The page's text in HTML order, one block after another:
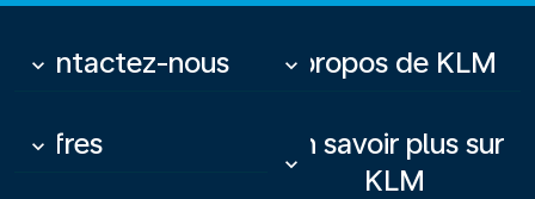
Contactez-nous
keyboard_arrow_down À propos de KLM
keyboard_arrow_down
Offres
keyboard_arrow_down
En savoir plus sur
KLM
keyboard_arrow_down